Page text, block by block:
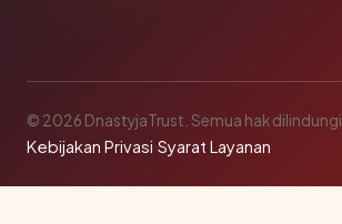
© 2026 DnastyjaTrust. Semua hak dilindungi.
Kebijakan Privasi·Syarat Layanan